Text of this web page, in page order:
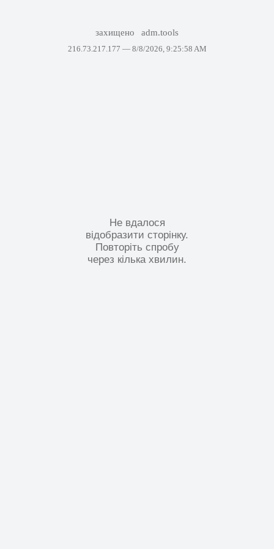
захищено adm.tools
216.73.217.177 — 8/8/2026, 9:25:58 AM
Не вдалося
відобразити сторінку.
Повторіть спробу
через кілька хвилин.